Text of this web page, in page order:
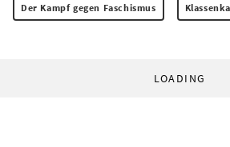
Der Kampf gegen Faschismus
LOADING